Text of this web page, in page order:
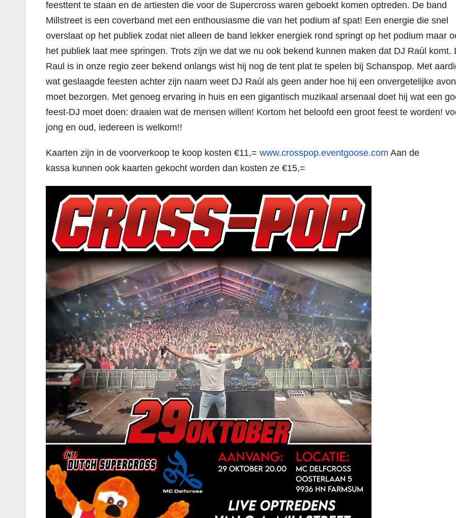
feesttent te staan en de artiesten die voor de Supercross waren geboekt komen optreden. De band
Millstreet is een coverband met een enthousiasme die van het podium af spat! Een energie die snel
overslaat op het publiek zodat niet alleen de band lekker energiek rond springt op het podium maar
het publiek laat mee springen. Trots zijn we dat we nu ook bekend kunnen maken dat DJ Raúl komt.
Raul is in onze regio zeer bekend onlangs wist hij nog de tent plat te spelen bij Schanspop. Met
wat geslaagde feesten achter zijn naam weet DJ Raúl als geen ander hoe hij een onvergetelijke
moet bezorgen. Met genoeg ervaring in huis en een gigantisch muzikaal arsenaal doet hij wat een
feest-DJ moet doen: draaien wat de mensen willen! Kortom het beloofd een groot feest te worden!
jong en oud, iedereen is welkom!!
Kaarten zijn in de voorverkoop te koop kosten €11,= www.crosspop.eventgoose.com Aan de
kassa kunnen ook kaarten gekocht worden dan kosten ze €15,=